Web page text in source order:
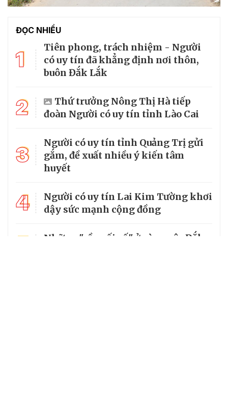
ĐỌC NHIỀU
1
Tiên phong, trách nhiệm - Người
có uy tín đã khẳng định nơi thôn,
buôn Đắk Lắk
2
Thứ trưởng Nông Thị Hà tiếp
đoàn Người có uy tín tỉnh Lào Cai
3
Người có uy tín tỉnh Quảng Trị gửi
gắm, đề xuất nhiều ý kiến tâm
huyết
4
Người có uy tín Lai Kim Tường khơi
dậy sức mạnh cộng đồng
5
Những "cầu nối số" ở vùng sâu Đắk